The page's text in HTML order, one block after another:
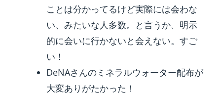
ことは分かってるけど実際には会わな
い、みたいな人多数。と言うか、明示
的に会いに行かないと会えない。すご
い！
DeNAさんのミネラルウォーター配布が
大変ありがたかった！